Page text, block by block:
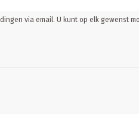
via email. U kunt op elk gewenst